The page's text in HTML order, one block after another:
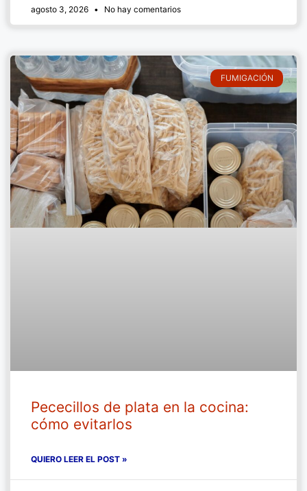
agosto 3, 2026 No hay comentarios
FUMIGACIÓN
Pececillos de plata en la cocina:
cómo evitarlos
QUIERO LEER EL POST »